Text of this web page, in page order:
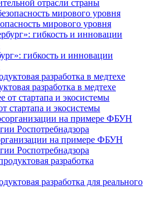
отрасли страны
мирового уровня
гибкость и инновации
разработка в медтехе
стартапа и экосистемы
на примере ФБУН
Роспотребнадзора
разработка для реального